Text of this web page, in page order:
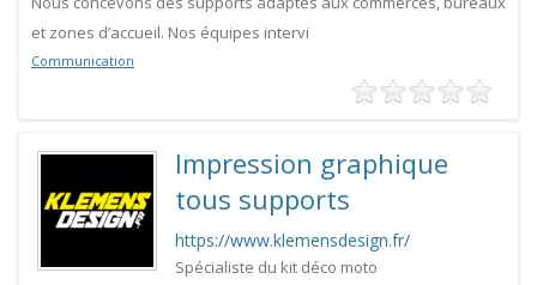
et zones d’accueil. Nos équipes intervi
Communication
Impression graphique
tous supports
https://www.klemensdesign.fr/
Spécialiste du kit déco moto